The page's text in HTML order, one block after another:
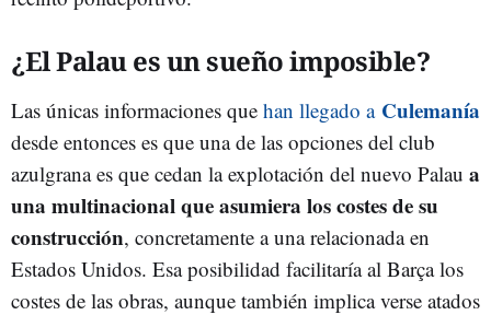
¿El Palau es un sueño imposible?
Las únicas informaciones que han llegado a Culemanía
desde entonces es que una de las opciones del club
azulgrana es que cedan la explotación del nuevo Palau a
una multinacional que asumiera los costes de su
construcción, concretamente a una relacionada en
Estados Unidos. Esa posibilidad facilitaría al Barça los
costes de las obras, aunque también implica verse atados